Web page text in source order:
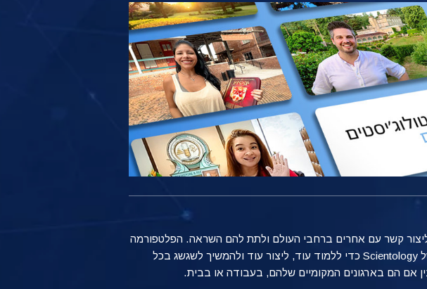
ליצור קשר עם אחרים ברחבי העולם ולתת להם השראה. הפלטפורמה
מספקת הצצה אל הדרכים הרבות שאנשים רגילים ברחבי העולם משתמשים בטכנולוגיה של Scientology כדי ללמוד עוד, ליצור עוד ולהמשיך לשגשג בכל